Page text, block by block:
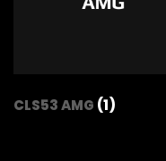
CLS53 AMG (1)